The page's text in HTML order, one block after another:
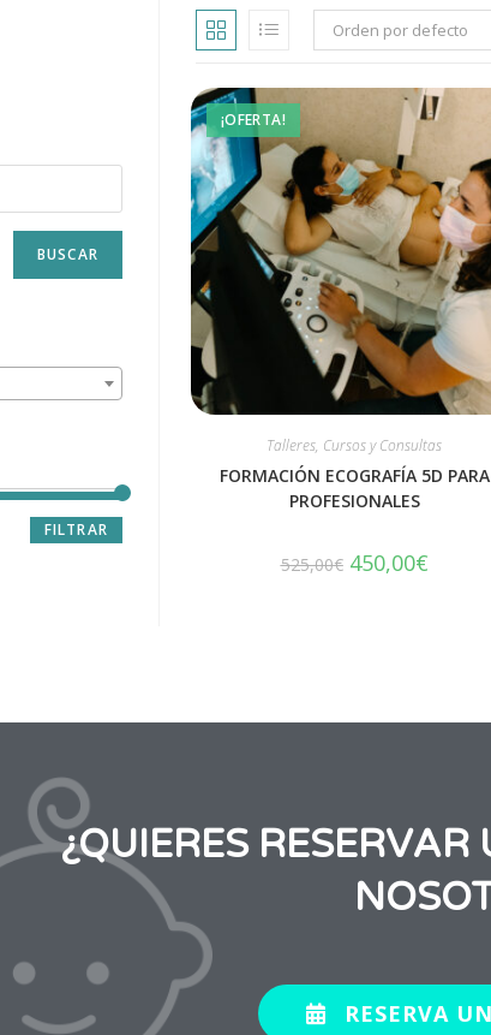
Orden por defecto
¡OFERTA!
Talleres, Cursos y Consultas
FORMACIÓN ECOGRAFÍA 5D PARA
PROFESIONALES
525,00€ 450,00€
BUSCAR
FILTRAR
¿QUIERES
RESERVA